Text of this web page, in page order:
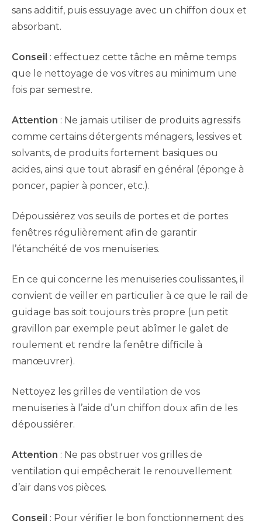
sans additif, puis essuyage avec un chiffon doux et
absorbant.
Conseil : effectuez cette tâche en même temps
que le nettoyage de vos vitres au minimum une
fois par semestre.
Attention : Ne jamais utiliser de produits agressifs
comme certains détergents ménagers, lessives et
solvants, de produits fortement basiques ou
acides, ainsi que tout abrasif en général (éponge à
poncer, papier à poncer, etc.).
Dépoussiérez vos seuils de portes et de portes
fenêtres régulièrement afin de garantir
l’étanchéité de vos menuiseries.
En ce qui concerne les menuiseries coulissantes, il
convient de veiller en particulier à ce que le rail de
guidage bas soit toujours très propre (un petit
gravillon par exemple peut abîmer le galet de
roulement et rendre la fenêtre difficile à
manœuvrer).
Nettoyez les grilles de ventilation de vos
menuiseries à l’aide d’un chiffon doux afin de les
dépoussiérer.
Attention : Ne pas obstruer vos grilles de
ventilation qui empêcherait le renouvellement
d’air dans vos pièces.
Conseil : Pour vérifier le bon fonctionnement des